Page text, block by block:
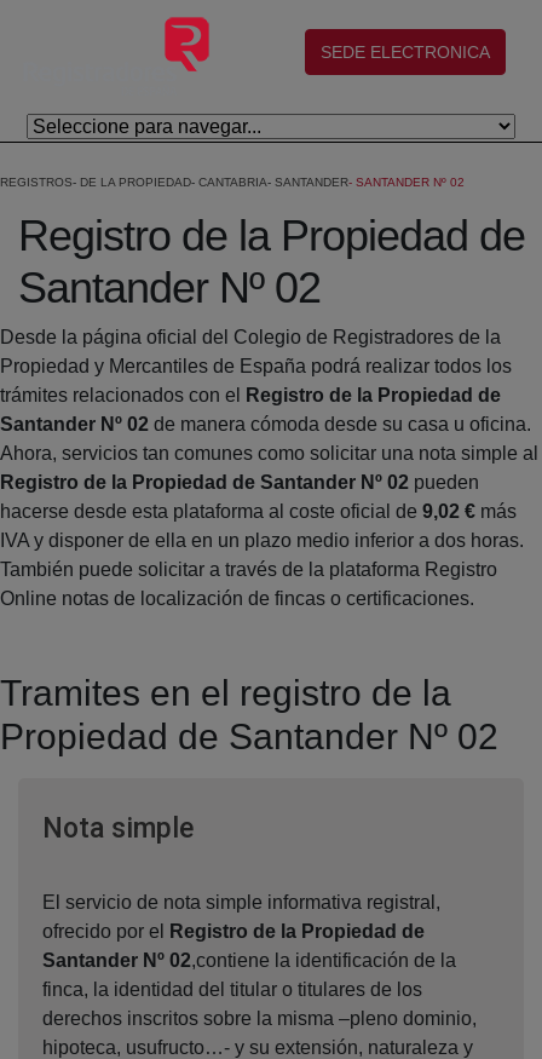
Salta al contingut principal
(abre en nueva ventana)
SEDE ELECTRONICA
REGISTROS DE LA PROPIEDAD CANTABRIA SANTANDER SANTANDER Nº 02
Registro de la Propiedad de
Santander Nº 02
Desde la página oficial del Colegio de Registradores de la
Propiedad y Mercantiles de España podrá realizar todos los
trámites relacionados con el
Registro de la Propiedad de
Santander Nº 02 de manera cómoda desde su casa u oficina.
Ahora, servicios tan comunes como solicitar una nota simple al
Registro de la Propiedad de Santander Nº 02 pueden
hacerse desde esta plataforma al coste oficial de 9,02 € más
IVA y disponer de ella en un plazo medio inferior a dos horas.
También puede solicitar a través de la plataforma Registro
Online notas de localización de fincas o certificaciones.
Tramites en el registro de la
Propiedad de Santander Nº 02
Nota simpleVentana nueva
El servicio de nota simple informativa registral,
ofrecido por el
Registro de la Propiedad de
Santander Nº 02,contiene la identificación de la
finca, la identidad del titular o titulares de los
derechos inscritos sobre la misma –pleno dominio,
hipoteca, usufructo…- y su extensión, naturaleza y